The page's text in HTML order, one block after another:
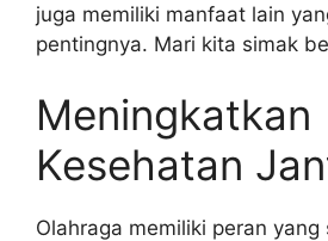
juga memiliki manfaat lain
pentingnya. Mari kita simak
Meningkatkan
Kesehatan
Olahraga memiliki peran